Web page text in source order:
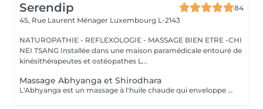
Serendip
84
45, Rue Laurent Ménager Luxembourg L-2143
NATUROPATHIE - REFLEXOLOGIE - MASSAGE BIEN ETRE -CHI
NEI TSANG Installée dans une maison paramédicale entouré de
kinésithérapeutes et ostéopathes L...
Massage Abhyanga et Shirodhara
L'Abhyanga est un massage à l'huile chaude qui enveloppe tout le corps. Au fil des gestes lents et continus, le corps se relâche, la respiration s'apaise, l'énergie circule à nouveau. C'est un moment où tout se dépose, où le système nerveux se calme et où l'on retrouve une sensation d'unité. Le Shirodhara prolonge ce voyage intérieur. Un filet d'huile chaude coule doucement sur le front, comme une invitation à lâcher le mental. Les pensées se posent, le stress se dissout, un calme profond s'installe, presque méditatif. Ensemble, Abhyanga et Shirodhara créent un soin de 2 h où le corps se détend, le corps se relâche et l'esprit retrouve de la clarté. Une expérience douce, rééquilibrante et profondément régénérante. Prévoir une serviette, tissus pour le retour, veillez a ne pas s'alimenter juste avant, Idéalement c'est un soin qui se pratique le soir